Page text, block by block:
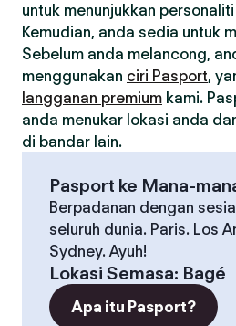
untuk menunjukkan
Kemudian, anda sedia untuk
Sebelum anda melancong,
menggunakan ciri Pasport,
langganan premium kami.
anda menukar lokasi anda
di bandar lain.
Pasport ke Mana-
Berpadanan dengan
seluruh dunia. Paris. Los
Sydney. Ayuh!
Lokasi Semasa: Bagé
Apa itu Pasport?